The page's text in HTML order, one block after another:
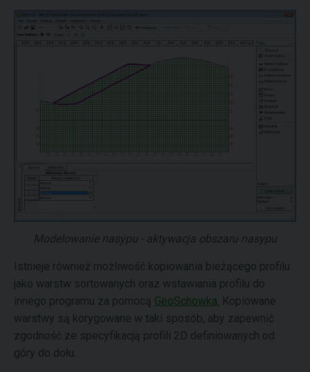
Modelowanie nasypu - aktywacja obszaru nasypu
Istnieje również możliwość kopiowania bieżącego profilu
jako warstw sortowanych oraz wstawiania profilu do
innego programu za pomocą GeoSchowka. Kopiowane
warstwy są korygowane w taki sposób, aby zapewnić
zgodność ze specyfikacją profili 2D definiowanych od
góry do dołu.